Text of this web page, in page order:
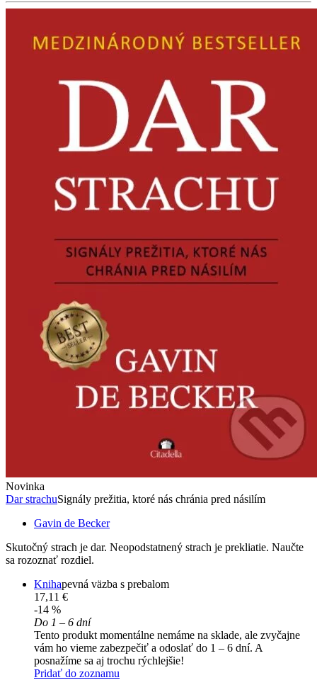
Novinka
Dar strachuSignály prežitia, ktoré nás chránia pred násilím
Gavin de Becker
Skutočný strach je dar. Neopodstatnený strach je prekliatie. Naučte
sa rozoznať rozdiel.
Knihapevná väzba s prebalom
17,11 €
-14 %
Do 1 – 6 dní
Tento produkt momentálne nemáme na sklade, ale zvyčajne
vám ho vieme zabezpečiť a odoslať do 1 – 6 dní. A
posnažíme sa aj trochu rýchlejšie!
Pridať do zoznamu